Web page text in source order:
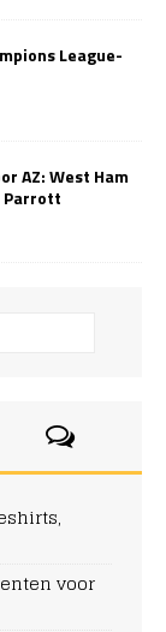
League-
AZ: West Ham
Parrott
voor